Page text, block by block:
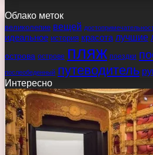
Облако меток
великолепие вещей
идеальное история красота лучшие
острова острове пляж поездки
послеобеденный путеводитель
Интересно